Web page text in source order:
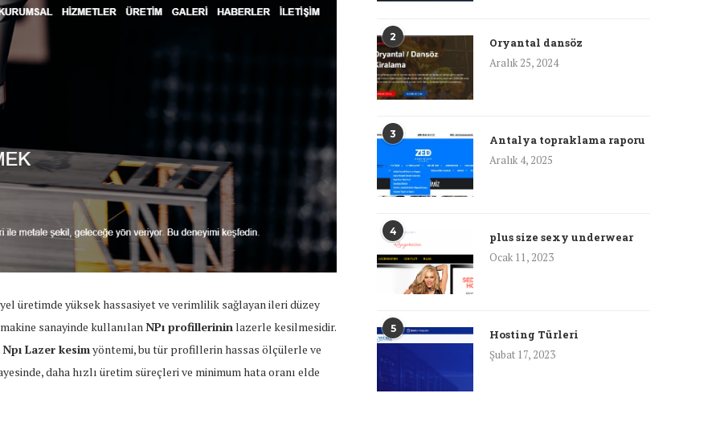
üretimde yüksek hassasiyet ve verimlilik sağlayan ileri düzey
sanayinde kullanılanNPı profillerininlazerle kesilmesidir.
Npı Lazer kesimyöntemi, bu tür profillerin hassas ölçülerle ve
daha hızlı üretim süreçleri ve minimum hata oranı elde
2
Oryantal dansöz
Aralık 25, 2024
3
Antalya topraklama raporu
Aralık 4, 2025
4
plus size sexy underwear
Ocak 11, 2023
5
Hosting Türleri
Şubat 17, 2023